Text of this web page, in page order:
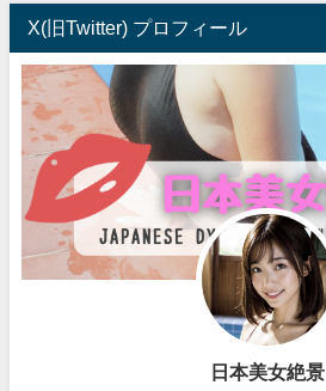
X(旧Twitter) プロフィール
日本美女絶景